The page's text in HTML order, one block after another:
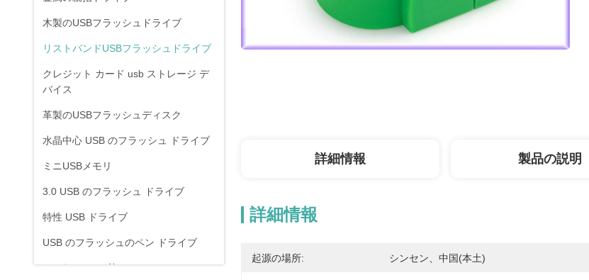
木製のUSBフラッシュドライブ
リストバンドUSBフラッシュドライブ
クレジット カード usb ストレージ デ
バイス
革製のUSBフラッシュディスク
水晶中心 USB のフラッシュ ドライブ
ミニUSBメモリ
3.0 USB のフラッシュ ドライブ
特性 USB ドライブ
USB のフラッシュのペン ドライブ
ねじれ USB の棒
詳細情報 製品の説明
詳細情報
起源の場所: シンセン、中国(本土)